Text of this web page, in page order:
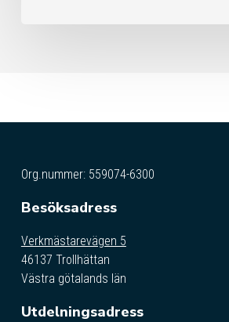
Org.nummer: 559074-6300
Besöksadress
Verkmästarevägen 5
46137 Trollhättan
Västra götalands län
Utdelningsadress